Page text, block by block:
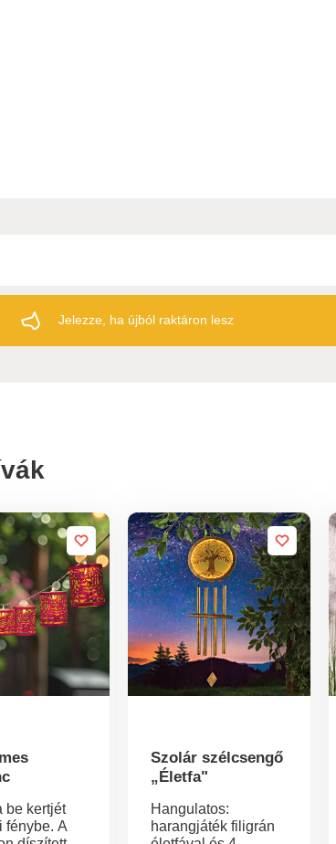
Jelezze, ha újból raktáron lesz
be kertjét
fénybe. A
Szolár szélcsengő
„Életfa"
Hangulatos:
harangjáték filigrán